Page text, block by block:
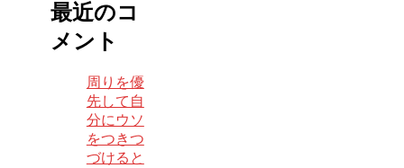
最近のコ
メント
周りを優
先して自
分にウソ
をつきつ
づけると